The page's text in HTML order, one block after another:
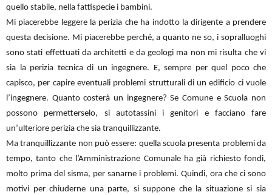
quello stabile, nella fattispecie i bambini.
Mi piacerebbe leggere la perizia che ha indotto la dirigente a prendere
questa decisione. Mi piacerebbe perché, a quanto ne so, i sopralluoghi
sono stati effettuati da architetti e da geologi ma non mi risulta che vi
sia la perizia tecnica di un ingegnere. E, sempre per quel poco che
capisco, per capire eventuali problemi strutturali di un edificio ci vuole
l’ingegnere. Quanto costerà un ingegnere? Se Comune e Scuola non
possono permetterselo, si autotassini i genitori e facciano fare
un’ulteriore perizia che sia tranquillizzante.
Ma tranquillizzante non può essere: quella scuola presenta problemi da
tempo, tanto che l’Amministrazione Comunale ha già richiesto fondi,
molto prima del sisma, per sanarne i problemi. Quindi, ora che ci sono
motivi per chiuderne una parte, si suppone che la situazione si sia